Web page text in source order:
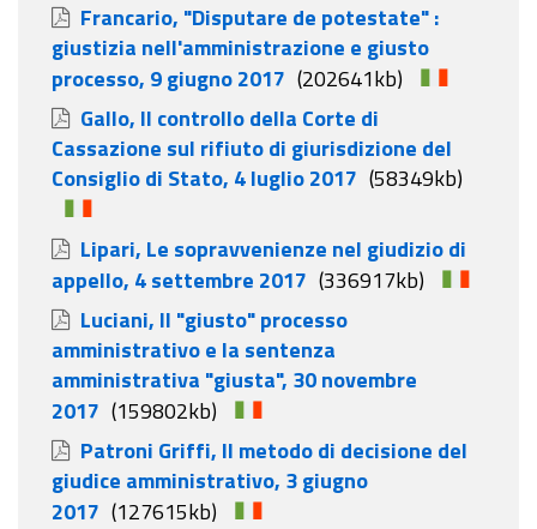
Francario, "Disputare de potestate" :
giustizia nell'amministrazione e giusto
processo, 9 giugno 2017 (202641kb)
Gallo, Il controllo della Corte di
Cassazione sul rifiuto di giurisdizione del
Consiglio di Stato, 4 luglio 2017 (58349kb)
Lipari, Le sopravvenienze nel giudizio di
appello, 4 settembre 2017 (336917kb)
Luciani, Il "giusto" processo
amministrativo e la sentenza
amministrativa "giusta", 30 novembre
2017 (159802kb)
Patroni Griffi, Il metodo di decisione del
giudice amministrativo, 3 giugno
2017 (127615kb)